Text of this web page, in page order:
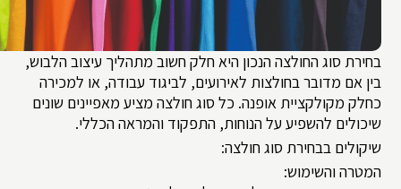
בחירת סוג החולצה הנכון היא חלק חשוב מתהליך עיצוב הלבוש,
בין אם מדובר בחולצות לאירועים, לביגוד עבודה, או למכירה
כחלק מקולקציית אופנה. כל סוג חולצה מציע מאפיינים שונים
שיכולים להשפיע על הנוחות, התפקוד והמראה הכללי.
שיקולים בבחירת סוג חולצה:
המטרה והשימוש: